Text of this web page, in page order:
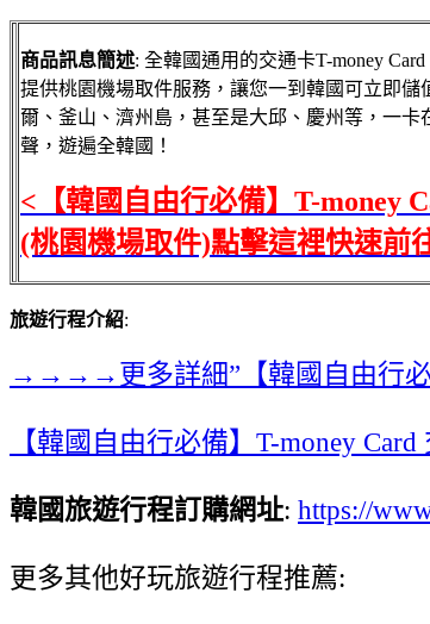
商品訊息簡述: 全韓國通用的交通卡T-money
提供桃園機場取件服務，讓您一到韓國可立即儲
爾、釜山、濟州島，甚至是大邱、慶州等，一卡
聲，遊遍全韓國！
<【韓國自由行必備】T-money
(桃園機場取件)點擊這裡快速前
旅遊行程介紹:
→→→→更多詳細”【韓國自由行必
【韓國自由行必備】T-money
韓國旅遊行程訂購網址: https://
更多其他好玩旅遊行程推薦: